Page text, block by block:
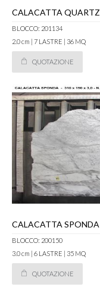
CALACATTA QUARTZ
BLOCCO: 201134
2.0 cm | 7 LASTRE | 36 MQ
QUOTAZIONE
CALACATTA SPONDA
BLOCCO: 200150
3.0 cm | 6 LASTRE | 35 MQ
QUOTAZIONE